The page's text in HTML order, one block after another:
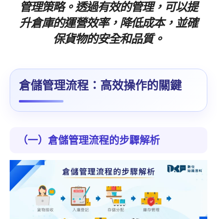
管理策略。透過有效的管理，可以提
升倉庫的運營效率，降低成本，並確
保貨物的安全和品質。
倉儲管理流程：高效操作的關鍵
（一）倉儲管理流程的步驟解析